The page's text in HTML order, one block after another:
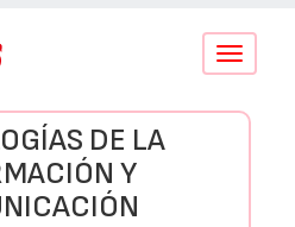
Conmutar
DE LA
Y